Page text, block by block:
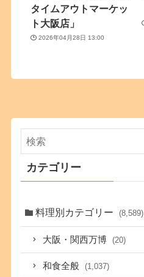
タイムアウトマーケッ
ト大阪店」
2026年04月28日 13:00
カテゴリー
料理別カテゴリー (8,589)
大阪・関西万博 (20)
和食全般 (1,037)